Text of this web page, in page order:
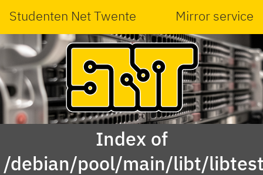
Studenten Net Twente Mirror service
Index of
/debian/pool/main/libt/